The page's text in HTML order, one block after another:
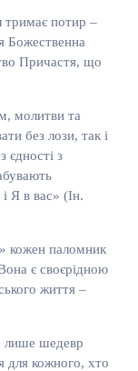
тримає потир –
Божественна
Причастя, що
молитви та
без лози, так і
єдності з
Я в вас» (Ін.
кожен паломник
є своєрідною
життя –
лише шедевр
для кожного, хто